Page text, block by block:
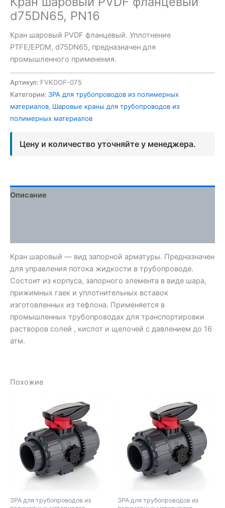
d75DN65, PN16
Кран шаровый PVDF фланцевый. Уплотнение
PTFE/EPDM, d75DN65, предназначен для
промышленного применения.
Артикул: FVKDOF-075
Категории: ЗРА для трубопроводов из полимерных
материалов, Шаровые краны для трубопроводов из
полимерных материалов
Цену и количество уточняйте у менеджера.
Описание
Кран шаровый — вид запорной арматуры. Предназначен
для управления потока жидкости в трубопроводе.
Состоит из корпуса, запорного элемента в виде шара,
прижимных гаек и уплотнительных вставок
изготовленных из тефлона. Применяется в
промышленных трубопроводах для транспортировки
растворов солей , кислот и щелочей с давлением до 16
атм.
Похожие
ЗРА для трубопроводов из
ЗРА для трубопроводов из